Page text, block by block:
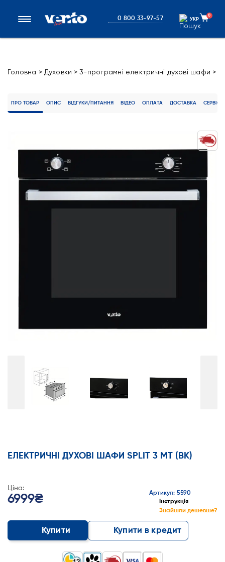
0 800 33-97-57 УКР
УКР
0
Головна > Духовки >3-програмні електричні духові шафи >
ПРО ТОВАР ОПИС ВІДГУКИ/ПИТАННЯ ВІДЕО ОПЛАТА ДОСТАВКА СЕРВІС
ЕЛЕКТРИЧНІ ДУХОВІ ШАФИ SPLIT 3 MT (BK)
Ціна:
6999₴
Артикул: 5590
Інструкція
Знайшли дешевше?
Купити Купити в кредит